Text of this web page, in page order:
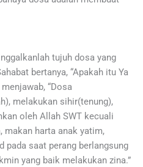
tujuh dosa yang
bertanya, “Apakah itu Ya
“Dosa
melakukan sihir(tenung),
oleh Allah SWT kecuali
makan harta anak yatim,
pada saat perang berlangsung
yang baik melakukan zina.”